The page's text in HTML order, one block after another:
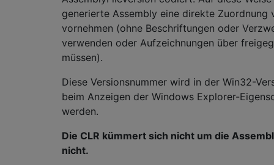
generierte Assembly eine direkte Zuordnung
vornehmen (ohne Beschriftungen oder
verwenden oder Aufzeichnungen über
müssen).
Diese Versionsnummer wird in der Win32-
beim Anzeigen der Windows Explorer-
werden.
Die CLR kümmert sich nicht um die
nicht.